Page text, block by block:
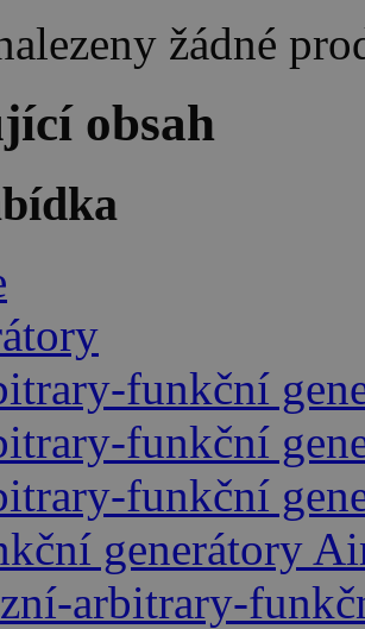
žádné
obsah
funkční
funkční
funkční
generátory
arbitrary-